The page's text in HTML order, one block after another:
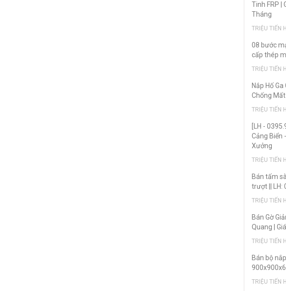
Tinh FRP |
Tháng
TRIỆU TIẾN
08 bước
cấp thép
TRIỆU TIẾN
Nắp Hố
Chống
TRIỆU TIẾN
[LH -
Cảng Biển
Xưởng
TRIỆU TIẾN
Bán tấm
trượt || LH:
TRIỆU TIẾN
Bán Gờ
Quang |
TRIỆU TIẾN
Bán bộ
TRIỆU TIẾN